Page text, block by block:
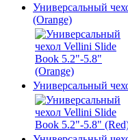
Универсальный
(Orange)
Универсальный